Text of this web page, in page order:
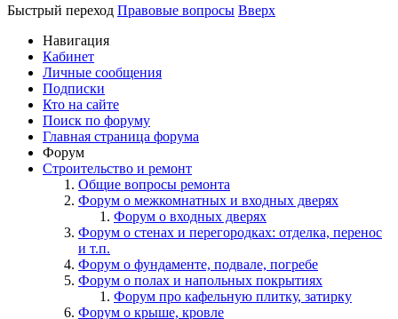
Быстрый переход Правовые вопросы Вверх
Навигация
Кабинет
Личные сообщения
Подписки
Кто на сайте
Поиск по форуму
Главная страница форума
Форум
Строительство и ремонт
Общие вопросы ремонта
Форум о межкомнатных и входных дверях
Форум о входных дверях
Форум о стенах и перегородках: отделка, перенос
и т.п.
Форум о фундаменте, подвале, погребе
Форум о полах и напольных покрытиях
Форум про кафельную плитку, затирку
Форум о крыше, кровле